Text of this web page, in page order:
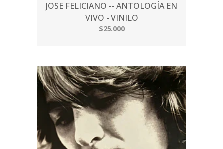
JOSE FELICIANO -- ANTOLOGÍA EN
VIVO - VINILO
$25.000